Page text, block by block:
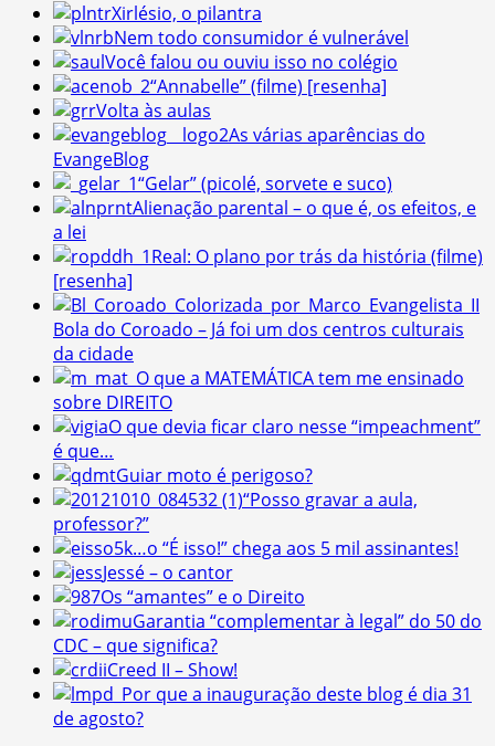
Xirlésio, o pilantra
Nem todo consumidor é vulnerável
Você falou ou ouviu isso no colégio
“Annabelle” (filme) [resenha]
Volta às aulas
As várias aparências do
EvangeBlog
“Gelar” (picolé, sorvete e suco)
Alienação parental – o que é, os efeitos, e
a lei
Real: O plano por trás da história (filme)
[resenha]
Bola do Coroado – Já foi um dos centros culturais
da cidade
O que a MATEMÁTICA tem me ensinado
sobre DIREITO
O que devia ficar claro nesse “impeachment”
é que…
Guiar moto é perigoso?
“Posso gravar a aula,
professor?”
…o “É isso!” chega aos 5 mil assinantes!
Jessé – o cantor
Os “amantes” e o Direito
Garantia “complementar à legal” do 50 do
CDC – que significa?
Creed II – Show!
Por que a inauguração deste blog é dia 31
de agosto?